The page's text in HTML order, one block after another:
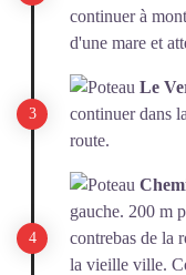
continuer à
d'une mare et
Le
continuer dans
route.
gauche. 200 m
contrebas de la
la vieille ville.